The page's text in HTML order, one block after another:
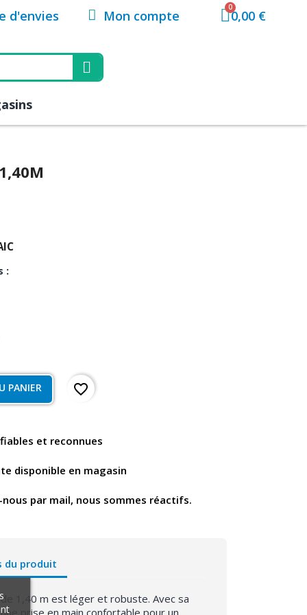
d'envies Mon compte 0,00 €
:
PANIER favorite_border
et reconnues
disponible en magasin
par mail, nous sommes réactifs.
du produit
1,40 m est léger et robuste. Avec sa
prise en main confortable pour un